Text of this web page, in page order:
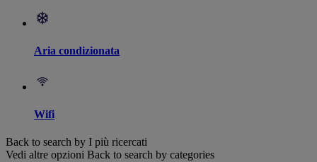
Aria condizionata
Wifi
Back to search by I più ricercati
Vedi altre opzioni Back to search by categories